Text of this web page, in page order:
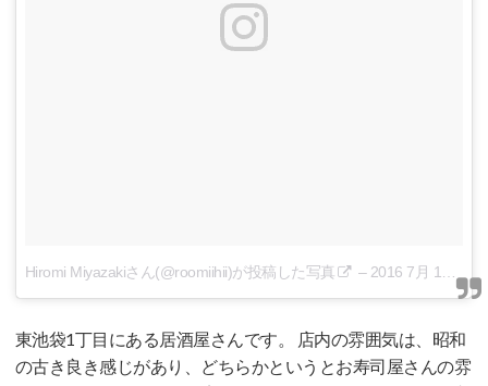
Hiromi Miyazakiさん(@roomiihii)が投稿した写真 – 2016 7月 11 6:31午後 PDT
東池袋1丁目にある居酒屋さんです。 店内の雰囲気は、昭和
の古き良き感じがあり、どちらかというとお寿司屋さんの雰